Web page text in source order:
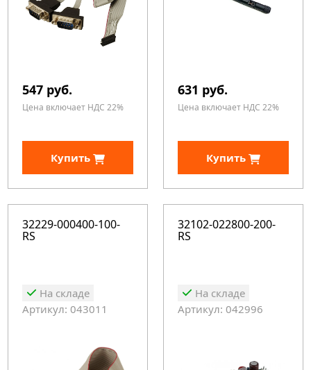
547 руб.
Цена включает НДС 22%
Купить
631 руб.
Цена включает НДС 22%
Купить
32229-000400-100-
RS
На складе
Артикул: 043011
32102-022800-200-
RS
На складе
Артикул: 042996